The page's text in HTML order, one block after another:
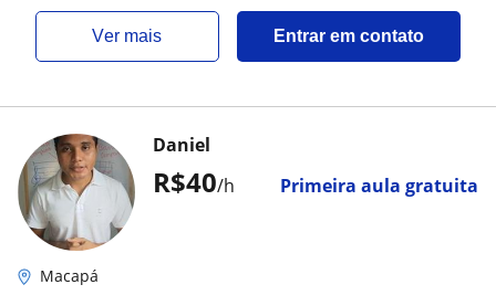
ver mais Entrar em contato
R$40/h Primeira aula gratuita
Daniel
Macapá